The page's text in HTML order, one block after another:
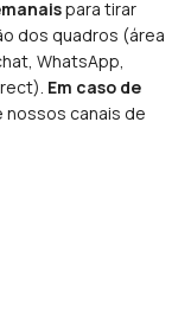
para tirar
dos quadros (área
WhatsApp,
Em caso de
canais de